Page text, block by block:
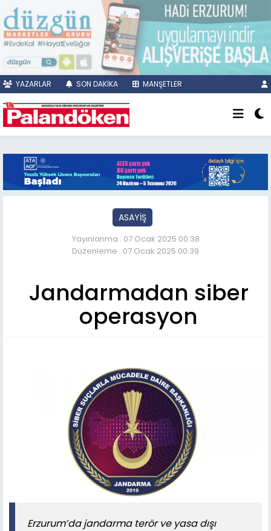
YAZARLAR SON DAKİKA MANŞETLER
ASAYİŞ
Yayınlanma : 07 Ocak 2025 00:38
Düzenleme : 07 Ocak 2025 00:39
Jandarmadan siber
operasyon
Erzurum’da jandarma terör ve yasa dışı